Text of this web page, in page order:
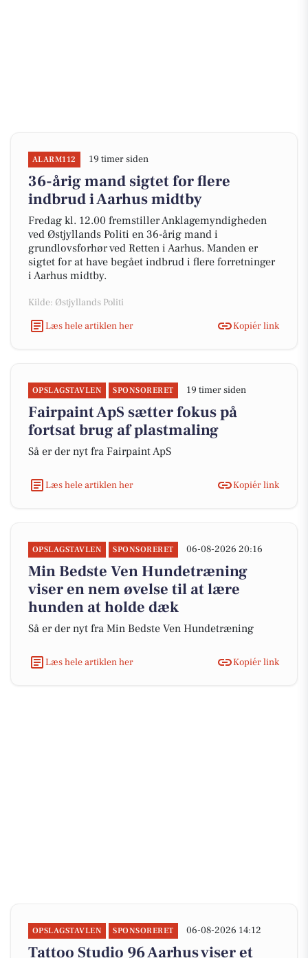
ALARM112 19 timer siden
36-årig mand sigtet for flere
indbrud i Aarhus midtby
Fredag kl. 12.00 fremstiller Anklagemyndigheden
ved Østjyllands Politi en 36-årig mand i
grundlovsforhør ved Retten i Aarhus. Manden er
sigtet for at have begået indbrud i flere forretninger
i Aarhus midtby.
Kilde: Østjyllands Politi
Læs hele artiklen her
Kopiér link
OPSLAGSTAVLEN SPONSORERET 19 timer siden
Fairpaint ApS sætter fokus på
fortsat brug af plastmaling
Så er der nyt fra Fairpaint ApS
Læs hele artiklen her Kopiér link
OPSLAGSTAVLEN SPONSORERET 06-08-2026 20:16
Min Bedste Ven Hundetræning
viser en nem øvelse til at lære
hunden at holde dæk
Så er der nyt fra Min Bedste Ven Hundetræning
Læs hele artiklen her Kopiér link
OPSLAGSTAVLEN SPONSORERET 06-08-2026 14:12
Tattoo Studio 96 Aarhus viser et